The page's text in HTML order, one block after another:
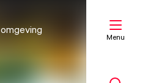
Menu